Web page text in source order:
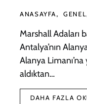
ANASAYFA GENEL
Marshall Adaları
Antalya’nın
Alanya
aldıktan…
DAHA FAZLA